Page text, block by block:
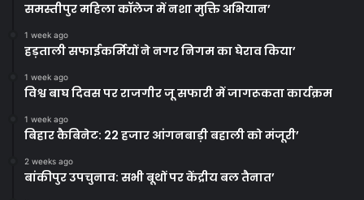
समस्तीपुर महिला कॉलेज में नशा मुक्ति अभियान’
1 week ago
हड़ताली सफाईकर्मियों ने नगर निगम का घेराव किया’
1 week ago
विश्व बाघ दिवस पर राजगीर जू सफारी में जागरूकता कार्यक्रम
1 week ago
बिहार कैबिनेट: 22 हजार आंगनबाड़ी बहाली को मंजूरी’
2 weeks ago
बांकीपुर उपचुनाव: सभी बूथों पर केंद्रीय बल तैनात’